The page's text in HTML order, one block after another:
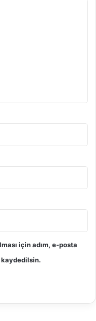
için adım, e-posta
kaydedilsin.